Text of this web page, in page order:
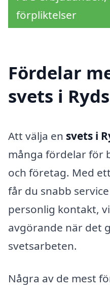
förpliktelser
Fördelar
svets i
Att välja en svets i
många fördelar för
och företag. Med
får du snabb
personlig kontakt,
avgörande när det
svetsarbeten.
Några av de mest